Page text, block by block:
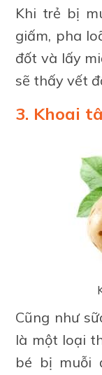
Khi trẻ bị
giấm, pha
đốt và lấy
sẽ thấy vết
3. Khoai
Cũng như
là một loại
bé bị muỗi